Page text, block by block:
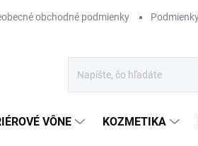
obchodné podmienky
VÔNE KOZMETIKA